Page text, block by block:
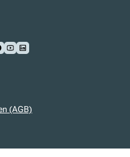
Sie uns auf Github
Folgen Sie uns auf Youtube
Folgen Sie uns auf LinkedIn
(AGB)